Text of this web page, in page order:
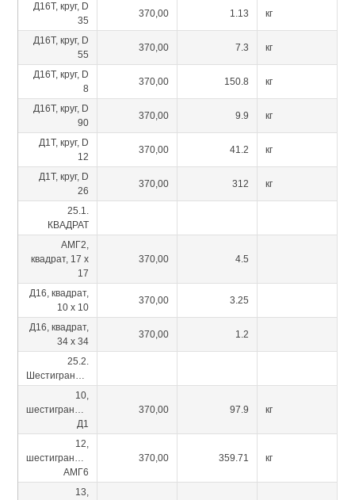
Д16Т, круг, D
35
370,00 1.13 кг
Д16Т, круг, D
55
370,00 7.3 кг
Д16Т, круг, D
8
370,00 150.8 кг
Д16Т, круг, D
90
370,00 9.9 кг
Д1Т, круг, D
12
370,00 41.2 кг
Д1Т, круг, D
26
370,00 312 кг
25.1.
КВАДРАТ
АМГ2,
квадрат, 17 х
17
370,00 4.5
Д16, квадрат,
10 х 10
370,00 3.25
Д16, квадрат,
34 х 34
370,00 1.2
25.2.
Шестигранник
10,
шестигранник
Д1
370,00 97.9 кг
12,
шестигранник
АМГ6
370,00 359.71 кг
13,